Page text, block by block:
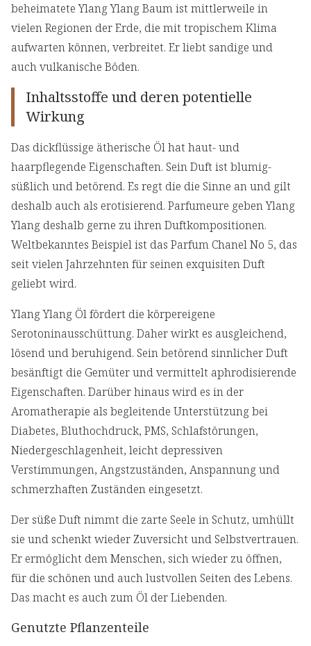
beheimatete Ylang Ylang Baum ist mittlerweile in
vielen Regionen der Erde, die mit tropischem Klima
aufwarten können, verbreitet. Er liebt sandige und
auch vulkanische Böden.
Inhaltsstoffe und deren potentielle
Wirkung
Das dickflüssige ätherische Öl hat haut- und
haarpflegende Eigenschaften. Sein Duft ist blumig-
süßlich und betörend. Es regt die die Sinne an und gilt
deshalb auch als erotisierend. Parfumeure geben Ylang
Ylang deshalb gerne zu ihren Duftkompositionen.
Weltbekanntes Beispiel ist das Parfum Chanel No 5, das
seit vielen Jahrzehnten für seinen exquisiten Duft
geliebt wird.
Ylang Ylang Öl fördert die körpereigene
Serotoninausschüttung. Daher wirkt es ausgleichend,
lösend und beruhigend. Sein betörend sinnlicher Duft
besänftigt die Gemüter und vermittelt aphrodisierende
Eigenschaften. Darüber hinaus wird es in der
Aromatherapie als begleitende Unterstützung bei
Diabetes, Bluthochdruck, PMS, Schlafstörungen,
Niedergeschlagenheit, leicht depressiven
Verstimmungen, Angstzuständen, Anspannung und
schmerzhaften Zuständen eingesetzt.
Der süße Duft nimmt die zarte Seele in Schutz, umhüllt
sie und schenkt wieder Zuversicht und Selbstvertrauen.
Er ermöglicht dem Menschen, sich wieder zu öffnen,
für die schönen und auch lustvollen Seiten des Lebens.
Das macht es auch zum Öl der Liebenden.
Genutzte Pflanzenteile